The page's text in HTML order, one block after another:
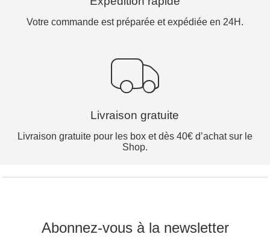
Votre commande est préparée et expédiée en 24H.
Livraison gratuite
Livraison gratuite pour les box et dès 40€ d’achat sur le
Shop.
Abonnez-vous à la newsletter